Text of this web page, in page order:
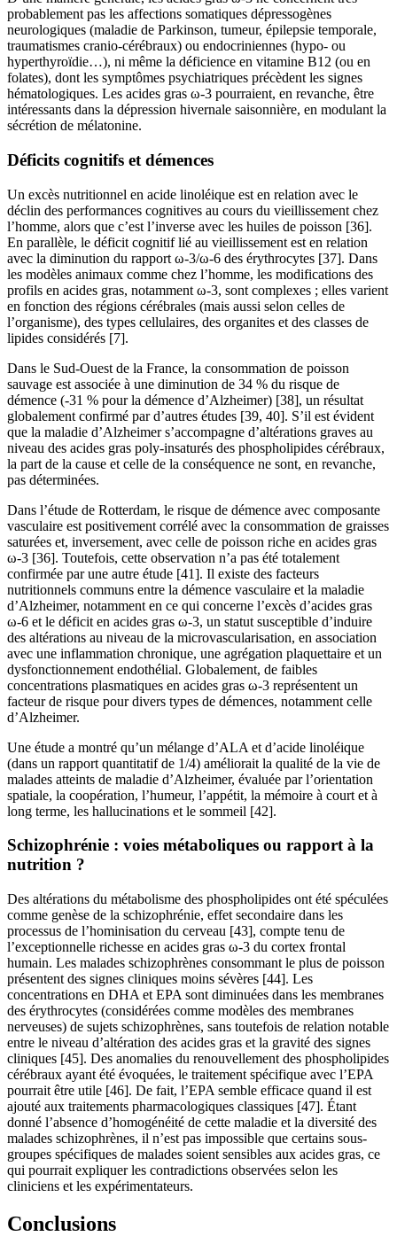
probablement pas les affections somatiques dépressogènes
neurologiques (maladie de Parkinson, tumeur, épilepsie temporale,
traumatismes cranio-cérébraux) ou endocriniennes (hypo- ou
hyperthyroïdie…), ni même la déficience en vitamine B12 (ou en
folates), dont les symptômes psychiatriques précèdent les signes
hématologiques. Les acides gras ω-3 pourraient, en revanche, être
intéressants dans la dépression hivernale saisonnière, en modulant la
sécrétion de mélatonine.
Déficits cognitifs et démences
Un excès nutritionnel en acide linoléique est en relation avec le
déclin des performances cognitives au cours du vieillissement chez
l’homme, alors que c’est l’inverse avec les huiles de poisson [36].
En parallèle, le déficit cognitif lié au vieillissement est en relation
avec la diminution du rapport ω-3/ω-6 des érythrocytes [37]. Dans
les modèles animaux comme chez l’homme, les modifications des
profils en acides gras, notamment ω-3, sont complexes ; elles varient
en fonction des régions cérébrales (mais aussi selon celles de
l’organisme), des types cellulaires, des organites et des classes de
lipides considérés [7].
Dans le Sud-Ouest de la France, la consommation de poisson
sauvage est associée à une diminution de 34 % du risque de
démence (-31 % pour la démence d’Alzheimer) [38], un résultat
globalement confirmé par d’autres études [39, 40]. S’il est évident
que la maladie d’Alzheimer s’accompagne d’altérations graves au
niveau des acides gras poly-insaturés des phospholipides cérébraux,
la part de la cause et celle de la conséquence ne sont, en revanche,
pas déterminées.
Dans l’étude de Rotterdam, le risque de démence avec composante
vasculaire est positivement corrélé avec la consommation de graisses
saturées et, inversement, avec celle de poisson riche en acides gras
ω-3 [36]. Toutefois, cette observation n’a pas été totalement
confirmée par une autre étude [41]. Il existe des facteurs
nutritionnels communs entre la démence vasculaire et la maladie
d’Alzheimer, notamment en ce qui concerne l’excès d’acides gras
ω-6 et le déficit en acides gras ω-3, un statut susceptible d’induire
des altérations au niveau de la microvascularisation, en association
avec une inflammation chronique, une agrégation plaquettaire et un
dysfonctionnement endothélial. Globalement, de faibles
concentrations plasmatiques en acides gras ω-3 représentent un
facteur de risque pour divers types de démences, notamment celle
d’Alzheimer.
Une étude a montré qu’un mélange d’ALA et d’acide linoléique
(dans un rapport quantitatif de 1/4) améliorait la qualité de la vie de
malades atteints de maladie d’Alzheimer, évaluée par l’orientation
spatiale, la coopération, l’humeur, l’appétit, la mémoire à court et à
long terme, les hallucinations et le sommeil [42].
Schizophrénie : voies métaboliques ou rapport à la
nutrition ?
Des altérations du métabolisme des phospholipides ont été spéculées
comme genèse de la schizophrénie, effet secondaire dans les
processus de l’hominisation du cerveau [43], compte tenu de
l’exceptionnelle richesse en acides gras ω-3 du cortex frontal
humain. Les malades schizophrènes consommant le plus de poisson
présentent des signes cliniques moins sévères [44]. Les
concentrations en DHA et EPA sont diminuées dans les membranes
des érythrocytes (considérées comme modèles des membranes
nerveuses) de sujets schizophrènes, sans toutefois de relation notable
entre le niveau d’altération des acides gras et la gravité des signes
cliniques [45]. Des anomalies du renouvellement des phospholipides
cérébraux ayant été évoquées, le traitement spécifique avec l’EPA
pourrait être utile [46]. De fait, l’EPA semble efficace quand il est
ajouté aux traitements pharmacologiques classiques [47]. Étant
donné l’absence d’homogénéité de cette maladie et la diversité des
malades schizophrènes, il n’est pas impossible que certains sous-
groupes spécifiques de malades soient sensibles aux acides gras, ce
qui pourrait expliquer les contradictions observées selon les
cliniciens et les expérimentateurs.
Conclusions